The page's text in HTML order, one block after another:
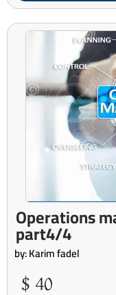
Operations
part4/4
by: Karim fadel
40 $